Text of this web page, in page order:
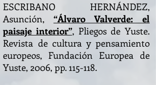
ESCRIBANO HERNÁNDEZ,
Asunción, “Álvaro Valverde: el
paisaje interior”, Pliegos de Yuste.
Revista de cultura y pensamiento
europeos, Fundación Europea de
Yuste, 2006, pp. 115-118.